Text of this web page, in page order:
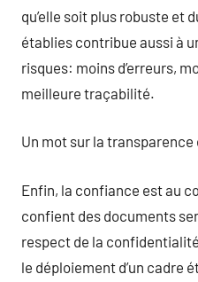
qu’elle soit plus robuste et
établies contribue aussi à
risques: moins d’erreurs,
meilleure traçabilité.
Un mot sur la transparence
Enfin, la confiance est au
confient des documents
respect de la
le déploiement d’un cadre